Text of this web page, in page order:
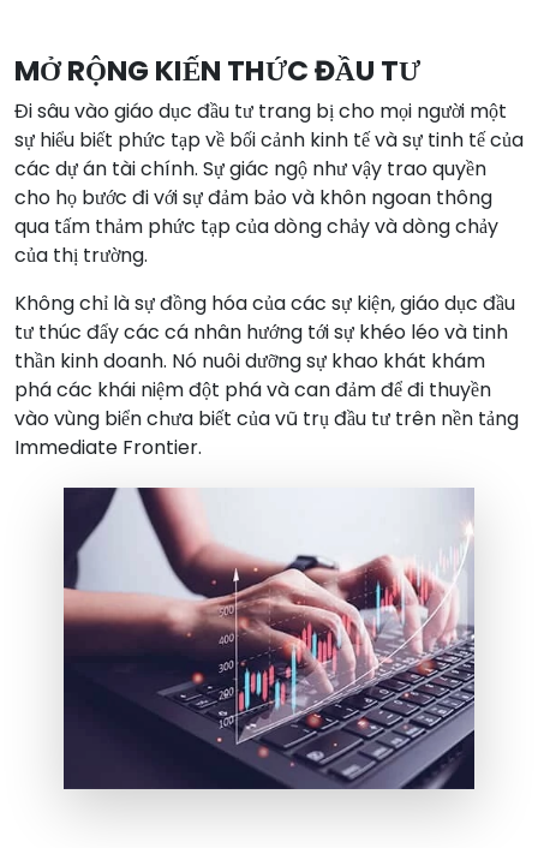
MỞ RỘNG KIẾN THỨC ĐẦU TƯ
Đi sâu vào giáo dục đầu tư trang bị cho mọi người một
sự hiểu biết phức tạp về bối cảnh kinh tế và sự tinh tế của
các dự án tài chính. Sự giác ngộ như vậy trao quyền
cho họ bước đi với sự đảm bảo và khôn ngoan thông
qua tấm thảm phức tạp của dòng chảy và dòng chảy
của thị trường.
Không chỉ là sự đồng hóa của các sự kiện, giáo dục đầu
tư thúc đẩy các cá nhân hướng tới sự khéo léo và tinh
thần kinh doanh. Nó nuôi dưỡng sự khao khát khám
phá các khái niệm đột phá và can đảm để đi thuyền
vào vùng biển chưa biết của vũ trụ đầu tư trên nền tảng
Immediate Frontier.